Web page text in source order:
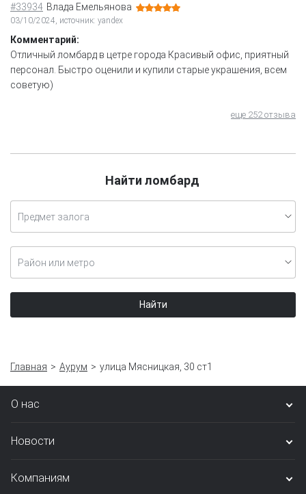
#33934 Влада Емельянова
03/10/2024, источник: yandex
Комментарий:
Отличный ломбард в цетре города Красивый офис, приятный
персонал. Быстро оценили и купили старые украшения, всем
советую)
еще 252 отзыва
Найти ломбард
Предмет залога
Район или метро
Найти
Главная Аурум улица Мясницкая, 30 ст1
О нас
Новости
Компаниям